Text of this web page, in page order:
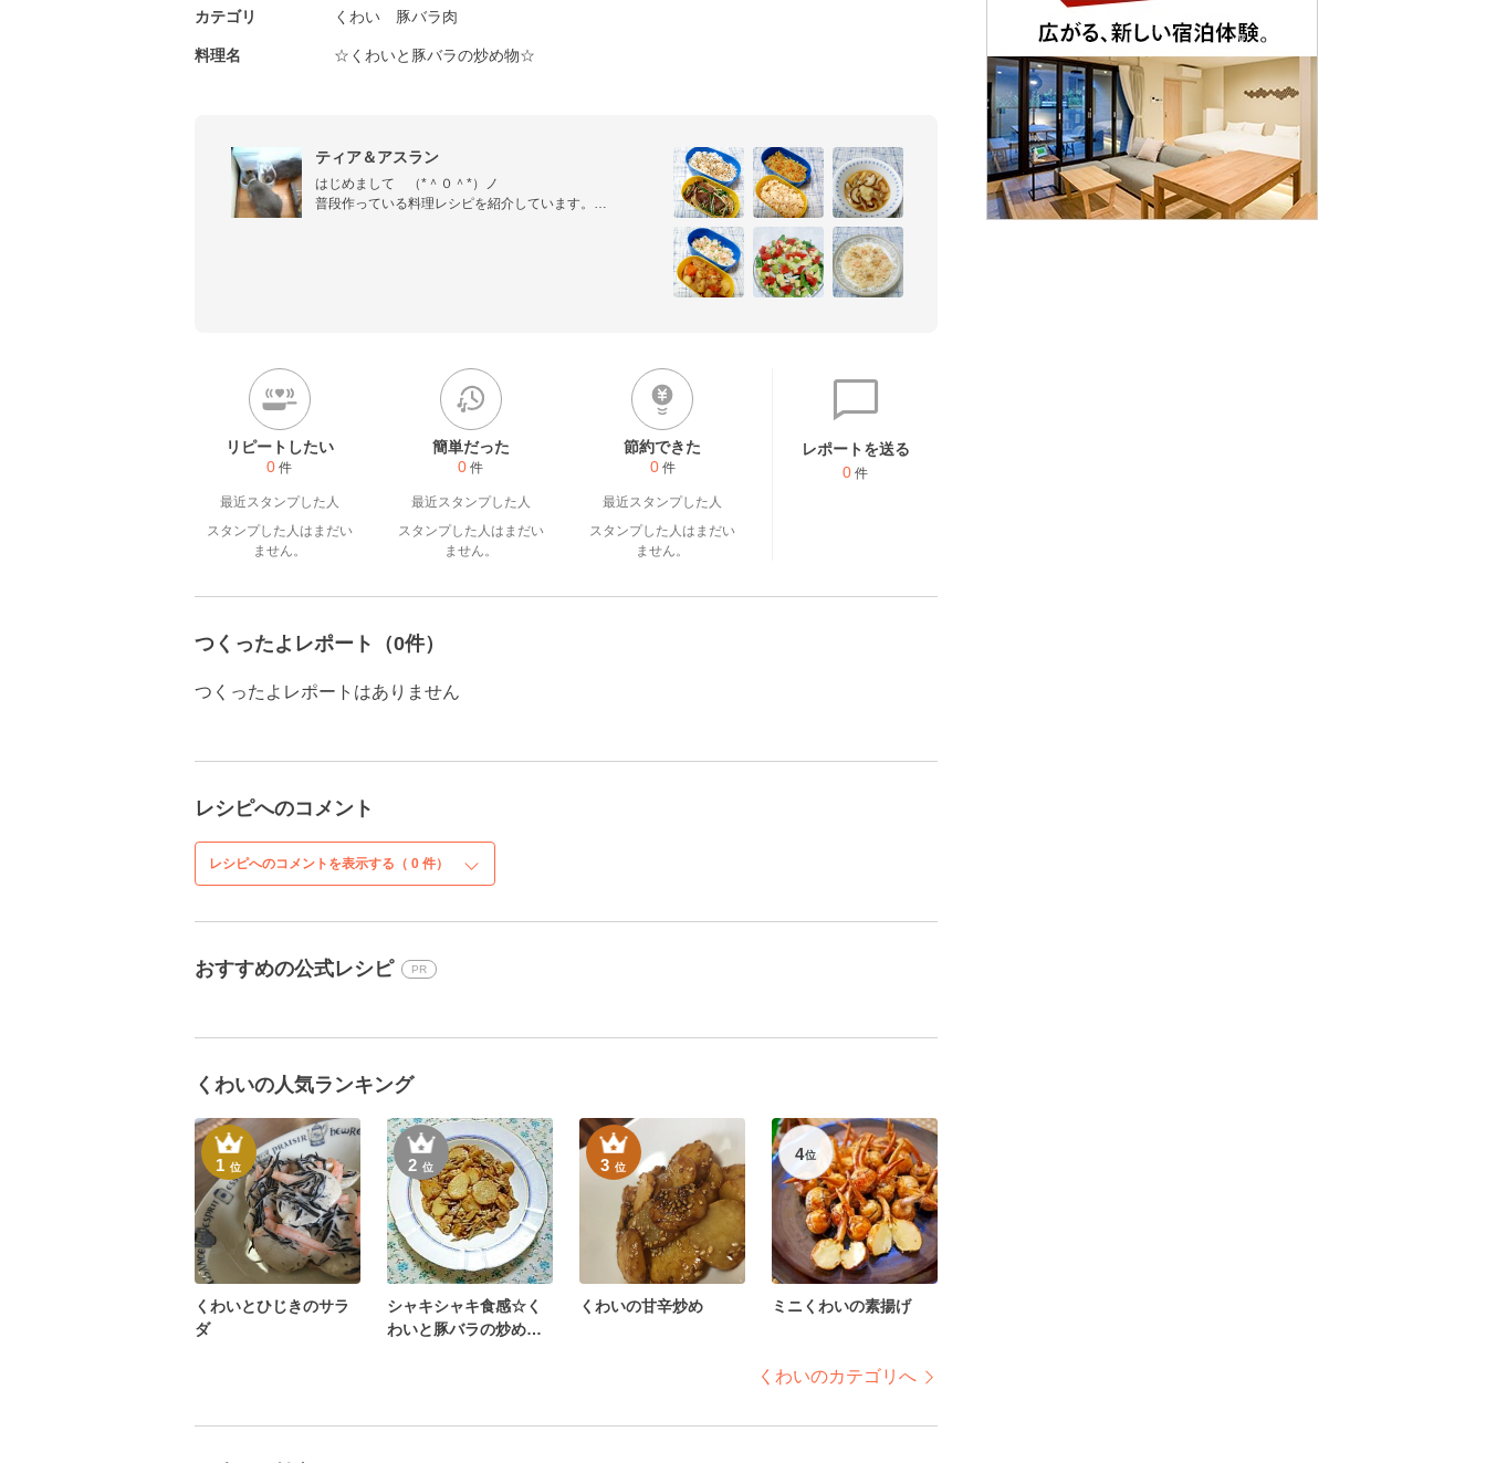
カテゴリ くわい 豚バラ肉
料理名 ☆くわいと豚バラの炒め物☆
ティア＆アスラン
はじめまして　（*＾０＾*）ノ
普段作っている料理レシピを紹介しています。
リピートしたい
0 件
最近スタンプした人
スタンプした人はまだい
ません。
簡単だった
0 件
最近スタンプした人
スタンプした人はまだい
ません。
節約できた
0 件
最近スタンプした人
スタンプした人はまだい
ません。
レポートを送る
0 件
つくったよレポート（0件）
つくったよレポートはありません
レシピへのコメント
レシピへのコメントを表示する（ 0 件）
おすすめの公式レシピ PR
くわいの人気ランキング
1位
くわいとひじきのサラ
ダ
2位
シャキシャキ食感☆く
わいと豚バラの炒め物
3位
くわいの甘辛炒め
4位
ミニくわいの素揚げ
くわいのカテゴリへ